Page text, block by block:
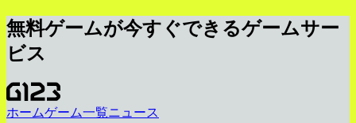
無料ゲームが今すぐできるゲームサー
ビス
ホームゲーム一覧ニュース